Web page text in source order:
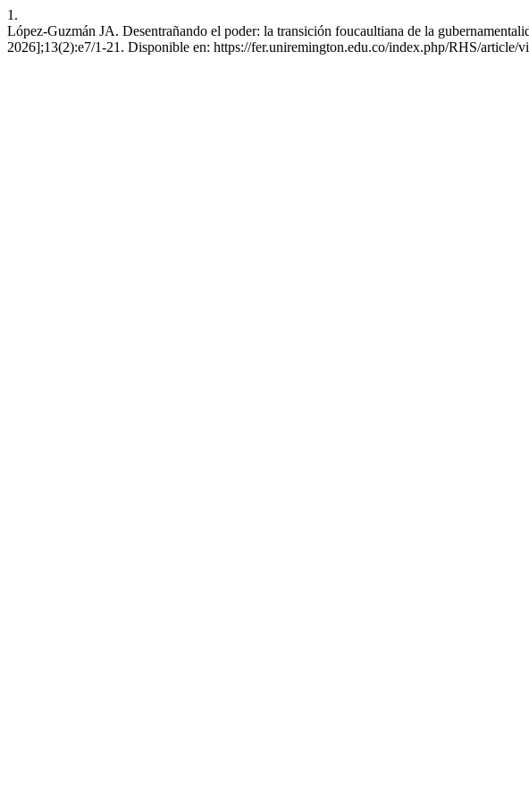
1.
López-Guzmán JA. Desentrañando el poder: la transición foucaultiana de la
2026];13(2):e7/1-21. Disponible en: https://fer.uniremington.edu.co/index.php/RHS/article/